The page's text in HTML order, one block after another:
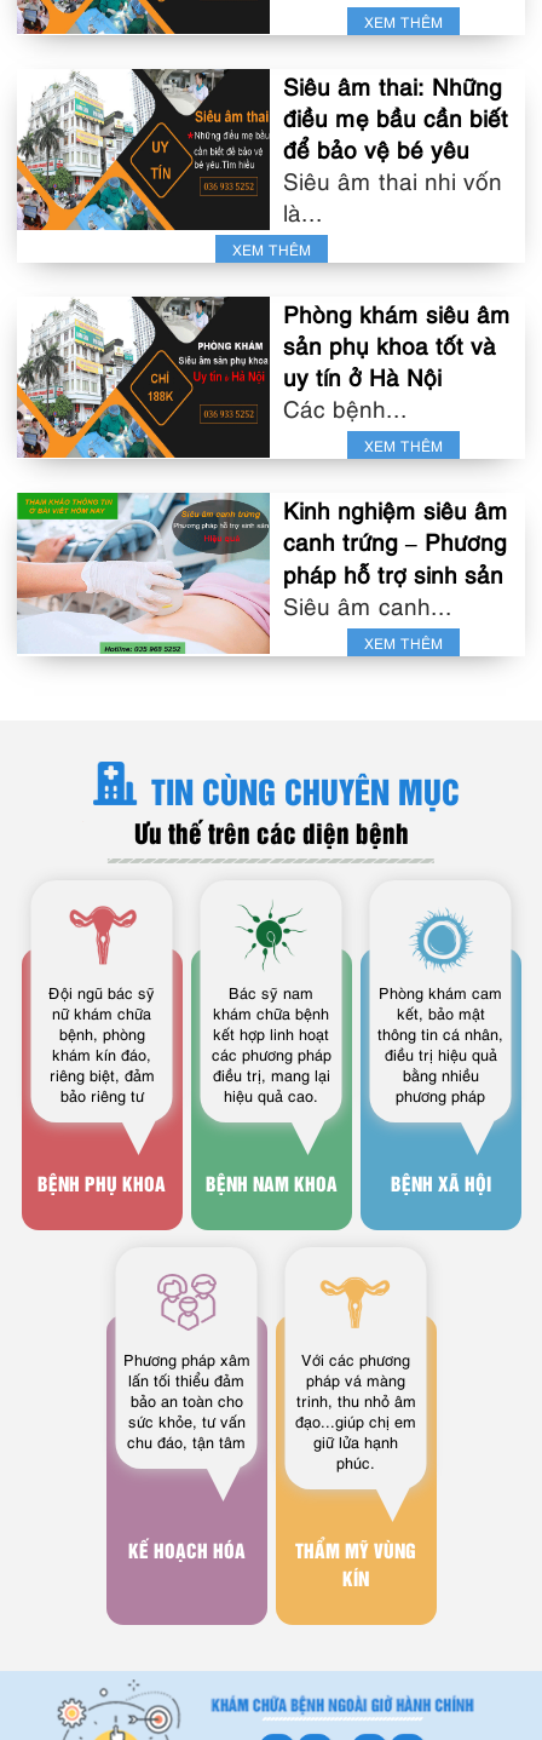
XEM THÊM
Siêu âm thai: Những
điều mẹ bầu cần biết
để bảo vệ bé yêu
Siêu âm thai nhi vốn
là...
XEM THÊM
Phòng khám siêu âm
sản phụ khoa tốt và
uy tín ở Hà Nội
Các bệnh...
XEM THÊM
Kinh nghiệm siêu âm
canh trứng – Phương
pháp hỗ trợ sinh sản
Siêu âm canh...
XEM THÊM
TIN CÙNG CHUYÊN MỤC
Ưu thế trên các diện bệnh
BỆNH PHỤ KHOA
Đội ngũ bác sỹ
nữ khám chữa
bệnh, phòng
khám kín đáo,
riêng biệt, đảm
bảo riêng tư
BỆNH NAM KHOA
Bác sỹ nam
khám chữa bệnh
kết hợp linh hoạt
các phương pháp
điều trị, mang lại
hiệu quả cao.
BỆNH XÃ HỘI
Phòng khám cam
kết, bảo mật
thông tin cá nhân,
điều trị hiệu quả
bằng nhiều
phương pháp
KẾ HOẠCH HÓA
Phương pháp xâm
lấn tối thiểu đảm
bảo an toàn cho
sức khỏe, tư vấn
chu đáo, tận tâm
THẨM MỸ VÙNG
KÍN
Với các phương
pháp vá màng
trinh, thu nhỏ âm
đạo...giúp chị em
giữ lửa hạnh
phúc.